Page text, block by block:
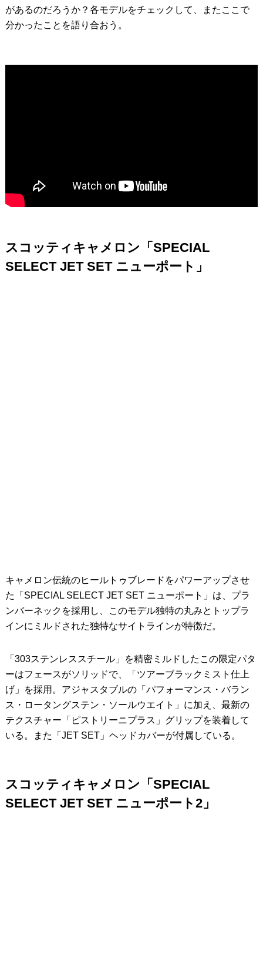
があるのだろうか？各モデルをチェックして、またここで
分かったことを語り合おう。
スコッティキャメロン「SPECIAL
SELECT JET SET ニューポート」
キャメロン伝統のヒールトゥブレードをパワーアップさせ
た「SPECIAL SELECT JET SET ニューポート」は、プラ
ンバーネックを採用し、このモデル独特の丸みとトップラ
インにミルドされた独特なサイトラインが特徴だ。
「303ステンレススチール」を精密ミルドしたこの限定パタ
ーはフェースがソリッドで、「ツアーブラックミスト仕上
げ」を採用。アジャスタブルの「パフォーマンス・バラン
ス・ロータングステン・ソールウエイト」に加え、最新の
テクスチャー「ピストリーニプラス」グリップを装着して
いる。また「JET SET」ヘッドカバーが付属している。
スコッティキャメロン「SPECIAL
SELECT JET SET ニューポート2」